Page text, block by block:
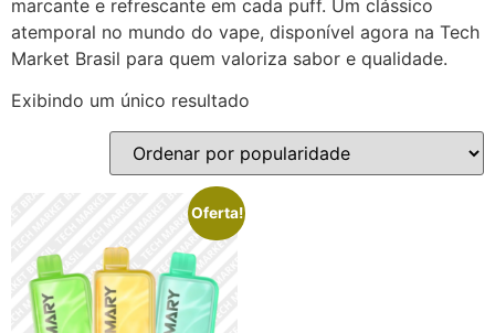
marcante e refrescante em cada puff. Um clássico
atemporal no mundo do vape, disponível agora na Tech
Market Brasil para quem valoriza sabor e qualidade.
Exibindo um único resultado
Oferta!